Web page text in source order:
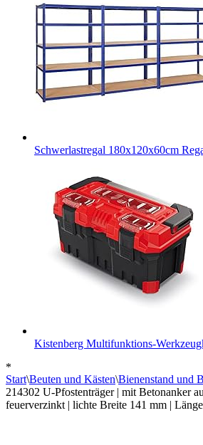
Schwerlastregal 180x120x60cm
Kistenberg Multifunktions-
*
Start\Beuten und Kästen\Bienenstand und
214302 U-Pfostenträger | mit Betonanker
feuerverzinkt | lichte Breite 141 mm |